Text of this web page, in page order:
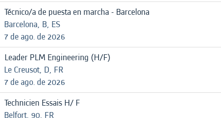
Técnico/a de puesta en marcha - Barcelona
Barcelona, B, ES
7 de ago. de 2026
Leader PLM Engineering (H/F)
Le Creusot, D, FR
7 de ago. de 2026
Technicien Essais H/ F
Belfort, 90, FR